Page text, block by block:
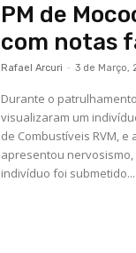
PM de
com notas
Rafael Arcuri - 3 de Março,
Durante o
visualizaram um
de Combustíveis RVM,
apresentou nervosismo,
indivíduo foi submetido...